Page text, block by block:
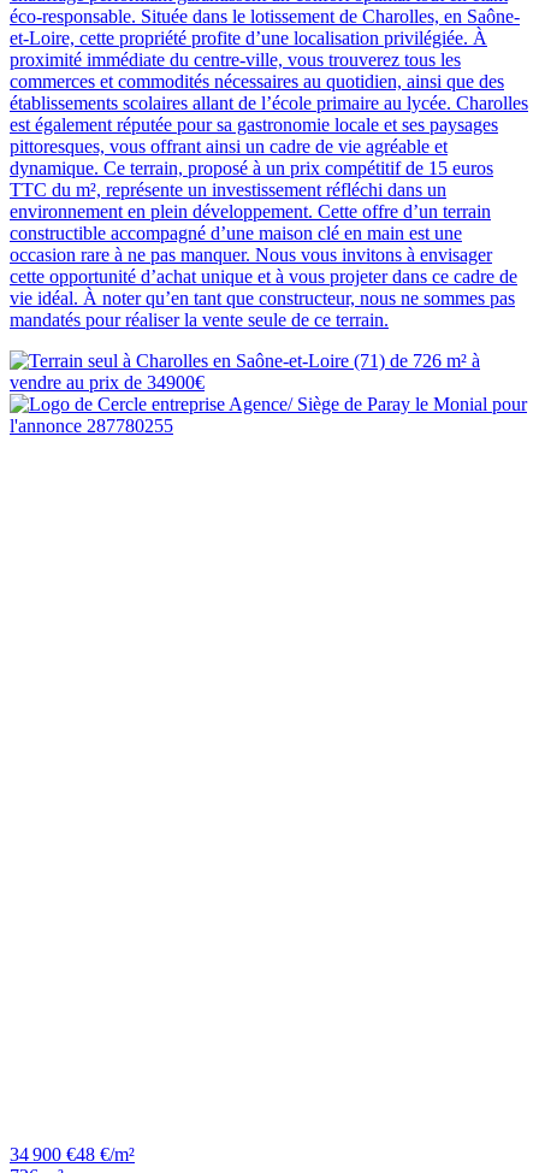
éco-responsable. Située dans le lotissement de Charolles, en Saône-
et-Loire, cette propriété profite d’une localisation privilégiée. À
proximité immédiate du centre-ville, vous trouverez tous les
commerces et commodités nécessaires au quotidien, ainsi que des
établissements scolaires allant de l’école primaire au lycée. Charolles
est également réputée pour sa gastronomie locale et ses paysages
pittoresques, vous offrant ainsi un cadre de vie agréable et
dynamique. Ce terrain, proposé à un prix compétitif de 15 euros
TTC du m², représente un investissement réfléchi dans un
environnement en plein développement. Cette offre d’un terrain
constructible accompagné d’une maison clé en main est une
occasion rare à ne pas manquer. Nous vous invitons à envisager
cette opportunité d’achat unique et à vous projeter dans ce cadre de
vie idéal. À noter qu’en tant que constructeur, nous ne sommes pas
mandatés pour réaliser la vente seule de ce terrain.
34 900 €48 €/m²